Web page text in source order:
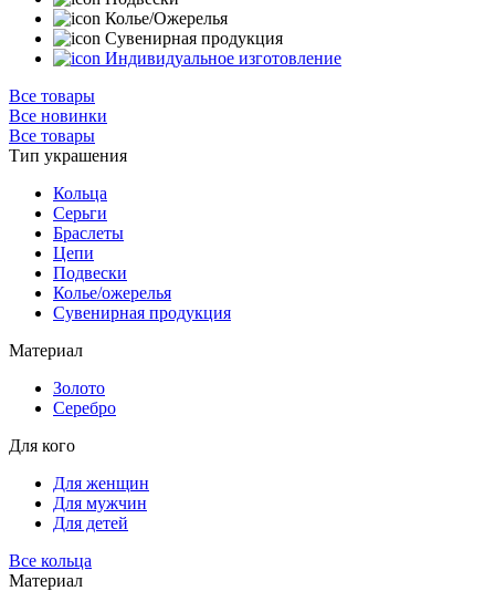
Колье/Ожерелья
Сувенирная продукция
Индивидуальное изготовление
Все товары
Все новинки
Все товары
Тип украшения
Кольца
Серьги
Браслеты
Цепи
Подвески
Колье/ожерелья
Сувенирная продукция
Материал
Золото
Серебро
Для кого
Для женщин
Для мужчин
Для детей
Все кольца
Материал